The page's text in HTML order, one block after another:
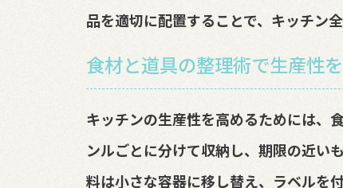
品を適切に配置することで、キッチン
食材と道具の整理術で生産性
キッチンの生産性を高めるためには、
ンルごとに分けて収納し、期限の近い
料は小さな容器に移し替え、ラベルを